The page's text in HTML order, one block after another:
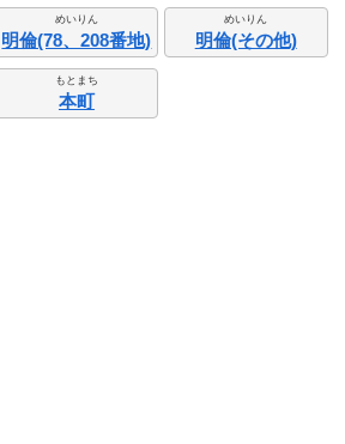
めいりん
明倫(78、208番地)
めいりん
明倫(その他)
もとまち
本町